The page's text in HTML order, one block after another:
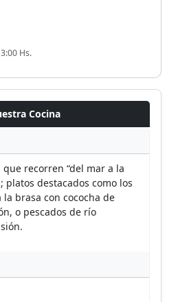
Hs.
Cocina
recorren “del mar a la
platos destacados como los
brasa con cococha de
o pescados de río